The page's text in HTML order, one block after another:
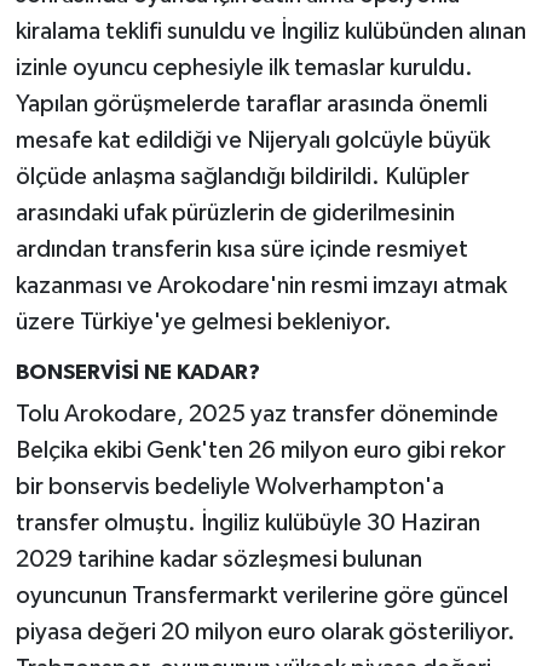
kiralama teklifi sunuldu ve İngiliz kulübünden alınan
izinle oyuncu cephesiyle ilk temaslar kuruldu.
Yapılan görüşmelerde taraflar arasında önemli
mesafe kat edildiği ve Nijeryalı golcüyle büyük
ölçüde anlaşma sağlandığı bildirildi. Kulüpler
arasındaki ufak pürüzlerin de giderilmesinin
ardından transferin kısa süre içinde resmiyet
kazanması ve Arokodare'nin resmi imzayı atmak
üzere Türkiye'ye gelmesi bekleniyor.
BONSERVİSİ NE KADAR?
Tolu Arokodare, 2025 yaz transfer döneminde
Belçika ekibi Genk'ten 26 milyon euro gibi rekor
bir bonservis bedeliyle Wolverhampton'a
transfer olmuştu. İngiliz kulübüyle 30 Haziran
2029 tarihine kadar sözleşmesi bulunan
oyuncunun Transfermarkt verilerine göre güncel
piyasa değeri 20 milyon euro olarak gösteriliyor.